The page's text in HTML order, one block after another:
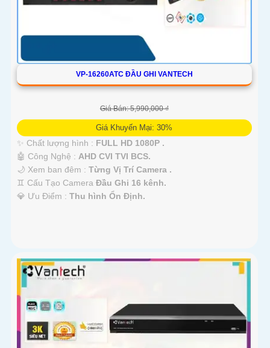
VP-16260ATC ĐẦU GHI VANTECH
Giá Bán: 5,990,000 ₫
Giá Khuyến Mại: 30%
✨ Chất lượng hình : FULL HD 1080P .
🤖️ Công Nghệ : AHD CVI TVI BCS.
🌙 Xem ban đêm : Từng Vị Trí Camera .
♊ Cấu Tạo Camera Đầu Ghi 16 kênh.
️💎 Ưu Điểm : Thu hình Ổn Định.